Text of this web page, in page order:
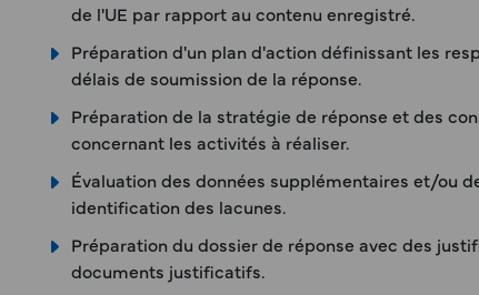
de l'UE par rapport au contenu enregistré.
Préparation d'un plan d'action définissant les
délais de soumission de la réponse.
Préparation de la stratégie de réponse et des
concernant les activités à réaliser.
Évaluation des données supplémentaires et/ou
identification des lacunes.
Préparation du dossier de réponse avec des
documents justificatifs.